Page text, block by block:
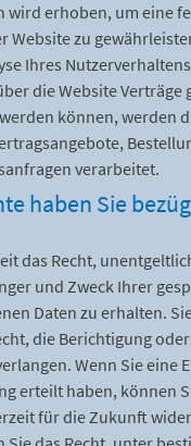
wird erhoben, um eine
Website zu
Ihres
die Website Verträge
können, werden
verarbeitet.
haben Sie
das Recht,
und Zweck Ihrer
Daten zu erhalten.
die Berichtigung
Wenn Sie eine
erteilt haben, können
für die Zukunft